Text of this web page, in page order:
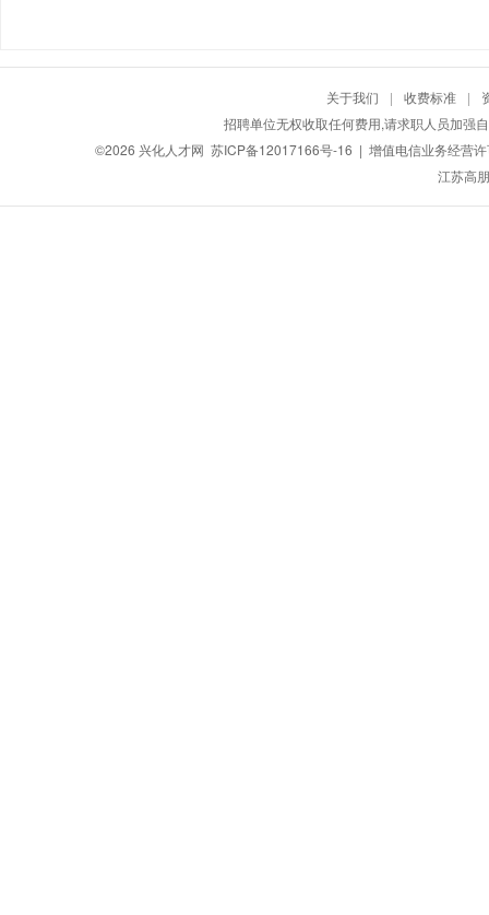
关于我们 | 收费标准 |
招聘单位无权收取任何费用,请求职人员加强
©2026 兴化人才网 苏ICP备12017166号-16 | 增值电信业务经营
江苏高